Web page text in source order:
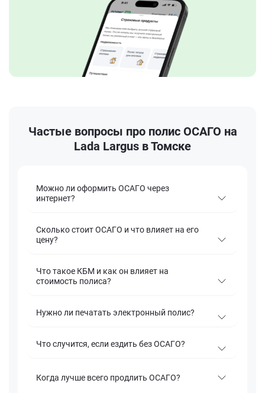
Частые вопросы про полис ОСАГО на
Lada Largus в Томске
Можно ли оформить ОСАГО через
интернет?
Сколько стоит ОСАГО и что влияет на его
цену?
Что такое КБМ и как он влияет на
стоимость полиса?
Нужно ли печатать электронный полис?
Что случится, если ездить без ОСАГО?
Когда лучше всего продлить ОСАГО?